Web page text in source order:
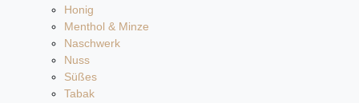
Honig
Menthol & Minze
Naschwerk
Nuss
Süßes
Tabak